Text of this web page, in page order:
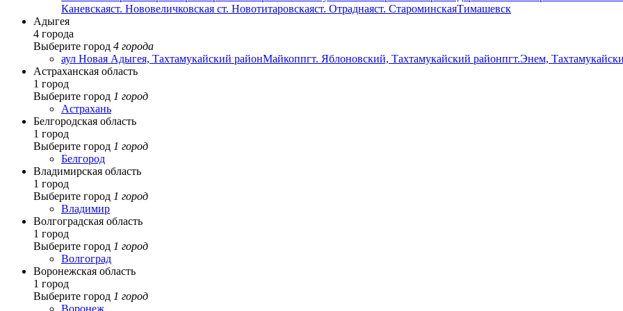
Каневскаяст. Нововеличковская ст. Новотитаровскаяст. Отраднаяст. СтароминскаяТимашевск
Адыгея
4 города
Выберите город 4 города
аул Новая Адыгея, Тахтамукайский районМайкоппгт. Яблоновский, Тахтамукайский районпгт.Энем,
Астраханская область
1 город
Выберите город 1 город
Астрахань
Белгородская область
1 город
Выберите город 1 город
Белгород
Владимирская область
1 город
Выберите город 1 город
Владимир
Волгоградская область
1 город
Выберите город 1 город
Волгоград
Воронежская область
1 город
Выберите город 1 город
Воронеж